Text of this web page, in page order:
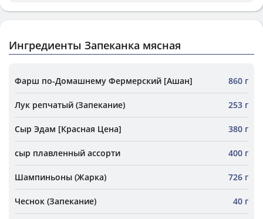
Ингредиенты Запеканка мясная
Фарш по-Домашнему Фермерский [Ашан] 860 г
Лук репчатый (Запекание) 253 г
Сыр Эдам [Красная Цена] 380 г
сыр плавленный ассорти 400 г
Шампиньоны (Жарка) 726 г
Чеснок (Запекание) 40 г